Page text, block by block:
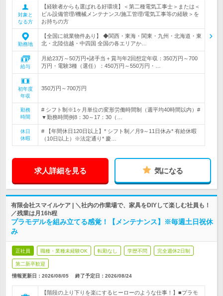
対象と
なる方
【経験者からも選ばれる好環境】＜第二種電気工事士＞または＜
ビル設備管理/機械メンテナンス/施工管理/電気工事等の経験＞を
お持ちの方
勤務地
【全国に就業物件あり】 ◆関西・東海・関東・九州・北海道・東
北・北陸信越・中四国 全国の各エリアか…
給与
月給23万～50万円+諸手当＋賞与年2回想定年収：350万円～700
万円・電験3種（選任）：450万円～550万円・…
初年度
年収
350万円～700万円
勤務
時間
# シフト制※1ヶ月単位の変形労働時間制（週平均40時間以内）#
▼勤務時間例8：30～17：30（…
休日
休暇
# 【年間休日120日以上】* シフト制／月9～11日休み* 有給休暇
（10日以上）※法定通り* 慶…
求人詳細を見る 気になる
有限会社スマイルケア | ＼社内の作業場で、家具をDIYして楽しむ社員も！
／残業は月16h程
プラモデルを組み立てる感覚！【メンテナンス】※毎週土日祝休
み
正社員 職種・業種未経験OK 転勤なし 学歴不問 完全週休2日制
第二新卒歓迎
情報更新日：2026/08/05 終了予定日： 2026/08/24
【階段の上り下りを楽にするヒーローのような仕事！】■プラモ